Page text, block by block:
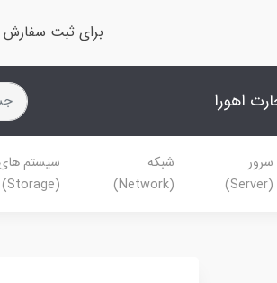
برای ثبت سفارش
اهورا
سرور
(Server)
شبکه
(Network)
سیستم
(Storage)